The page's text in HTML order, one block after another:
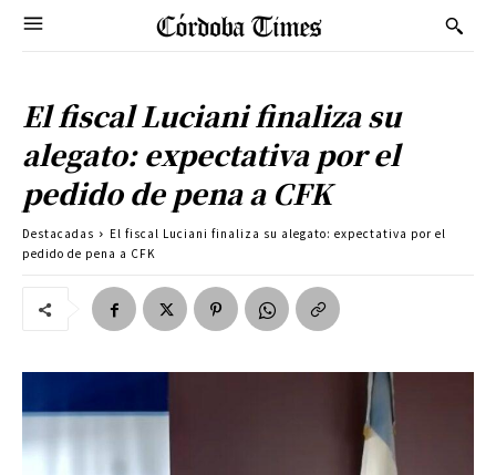
El fiscal Luciani finaliza su
alegato: expectativa por el
pedido de pena a CFK
Destacadas
El fiscal Luciani finaliza su alegato: expectativa por el
pedido de pena a CFK